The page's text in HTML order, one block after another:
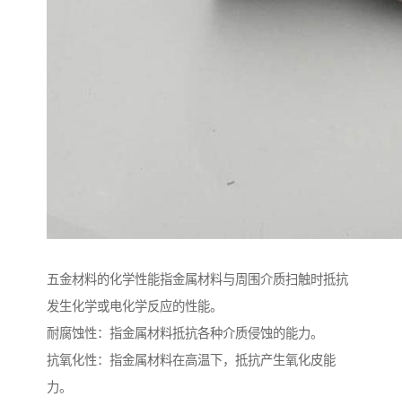
五金材料的化学性能指金属材料与周围介质扫触时抵抗
发生化学或电化学反应的性能。
耐腐蚀性：指金属材料抵抗各种介质侵蚀的能力。
抗氧化性：指金属材料在高温下，抵抗产生氧化皮能
力。